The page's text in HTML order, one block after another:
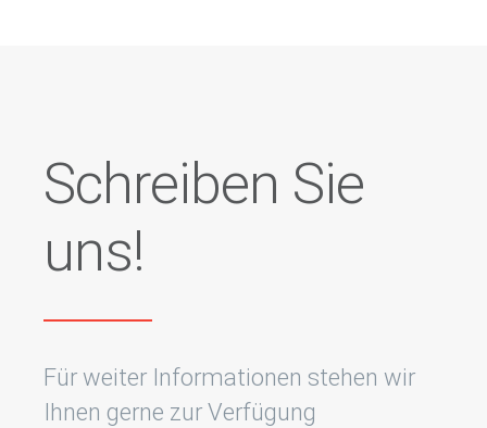
Schreiben Sie
uns!
Für weiter Informationen stehen wir
Ihnen gerne zur Verfügung